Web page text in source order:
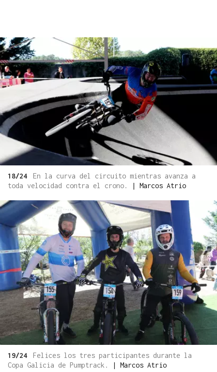
18/24
En la curva del circuito mientras avanza a
toda velocidad contra el crono.
| Marcos Atrio
19/24
Felices los tres participantes durante la
Copa Galicia de Pumptrack.
| Marcos Atrio